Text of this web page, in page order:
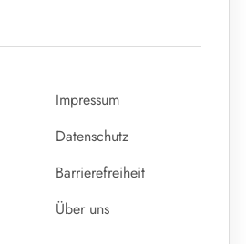
Impressum
Datenschutz
Barrierefreiheit
Über uns